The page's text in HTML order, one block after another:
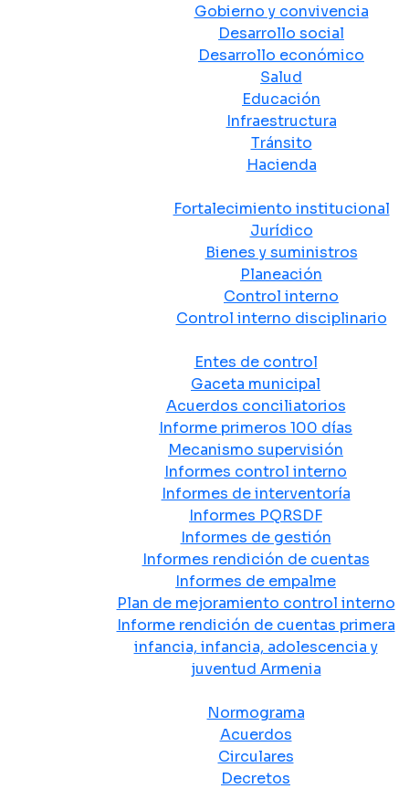
Gobierno y convivencia
Desarrollo social
Desarrollo económico
Salud
Educación
Infraestructura
Tránsito
Hacienda
Fortalecimiento institucional
Jurídico
Bienes y suministros
Planeación
Control interno
Control interno disciplinario
Entes de control
Gaceta municipal
Acuerdos conciliatorios
Informe primeros 100 días
Mecanismo supervisión
Informes control interno
Informes de interventoría
Informes PQRSDF
Informes de gestión
Informes rendición de cuentas
Informes de empalme
Plan de mejoramiento control interno
Informe rendición de cuentas primera
infancia, infancia, adolescencia y
juventud Armenia
Normograma
Acuerdos
Circulares
Decretos